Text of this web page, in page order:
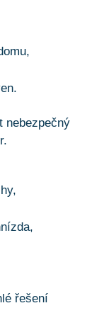
nebezpečný
řešení